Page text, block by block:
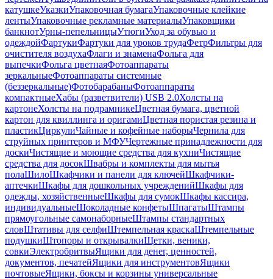
катушкеУказкиУпаковочная бумагаУпаковочные клейкие
лентыУпаковочные рекламные материалыУпаковщики
банкнотУрны-пепельницыУтюгиУход за обувью и
одеждойФартукиФартуки для уроков трудаФетрФильтры для
очистителя воздухаФлаги и знаменаФольга для
выпечкиФольга цветнаяФотоаппараты
зеркальныеФотоаппараты системные
(беззеркальные)ФотобарабаныФотоаппараты
компактныеХабы (разветвители) USB 2.0Холсты на
картонеХолсты на подрамникеЦветная бумага, цветной
картон для квиллинга и оригамиЦветная пористая резина и
пластикЦиркулиЧайные и кофейные наборыЧернила для
струйных принтеров и МФУЧертежные принадлежности для
доскиЧистящие и моющие средства для кухниЧистящие
средства для досокШвабры и комплекты для мытья
полаШилоШкафчики и панели для ключейШкафчики-
аптечкиШкафы для дошкольных учрежденийШкафы для
одежды, хозяйственныеШкафы для сумокШкафы кассира,
индивидуальныеШоколадные конфетыШпагатыШтампы
прямоугольные самонаборныеШтампы стандартных
словШтативы для селфиШтемпельная краскаШтемпельные
подушкиШтопоры и открывалкиЩетки, веники,
совкиЭлектробритвыЯщики для денег, ценностей,
документов, печатейЯщики для инструментовЯщики
почтовыеЯщики, боксы и корзины универсальные